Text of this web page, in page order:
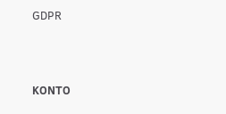
GDPR
KONTO